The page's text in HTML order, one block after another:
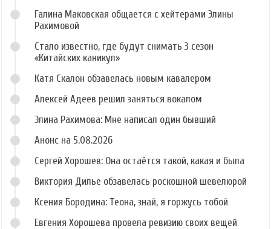
Галина Маковская общается с хейтерами Элины
Рахимовой
Стало известно, где будут снимать 3 сезон
«Китайских каникул»
Катя Скалон обзавелась новым кавалером
Алексей Адеев решил заняться вокалом
Элина Рахимова: Мне написал один бывший
Анонс на 5.08.2026
Сергей Хорошев: Она остаётся такой, какая и была
Виктория Дилье обзавелась роскошной шевелюрой
Ксения Бородина: Теона, знай, я горжусь тобой
Евгения Хорошева провела ревизию своих вещей